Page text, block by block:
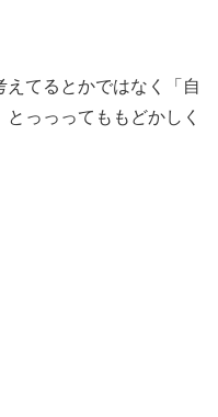
えてるとかではなく「自
っっってももどかしく